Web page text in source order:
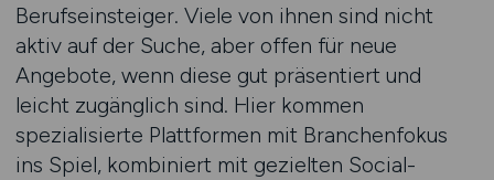
Berufseinsteiger. Viele von ihnen sind nicht
aktiv auf der Suche, aber offen für neue
Angebote, wenn diese gut präsentiert und
leicht zugänglich sind. Hier kommen
spezialisierte Plattformen mit Branchenfokus
ins Spiel, kombiniert mit gezielten Social-